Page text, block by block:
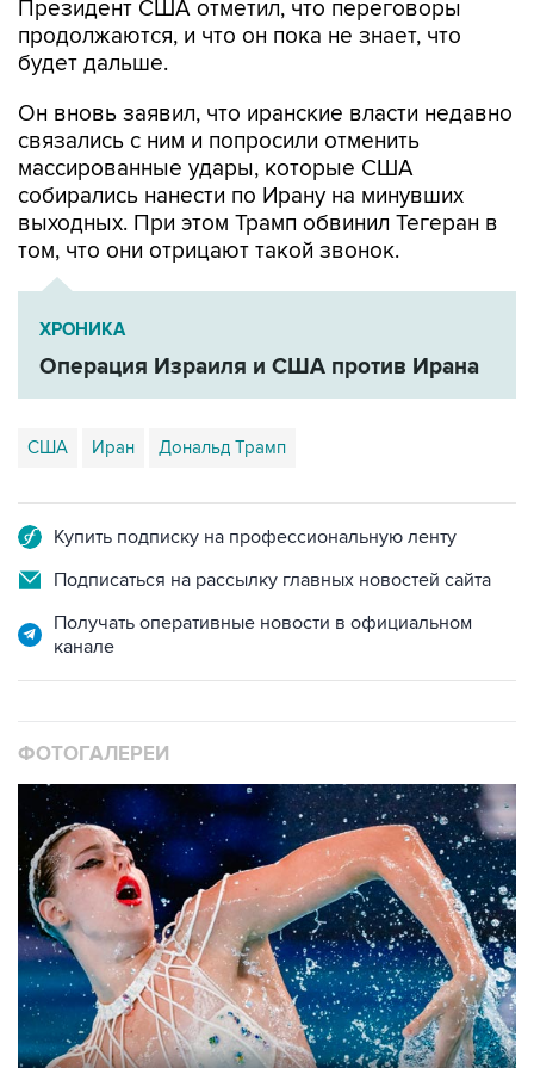
будет дальше.
Он вновь заявил, что иранские власти недавно
массированные удары, которые США
собирались нанести по Ирану на минувших
выходных. При этом Трамп обвинил Тегеран в
том, что они отрицают такой звонок.
ХРОНИКА
Операция Израиля и США против Ирана
США Иран Дональд Трамп
Подписаться на рассылку главных новостей сайта
Получать оперативные новости в официальном
канале
10